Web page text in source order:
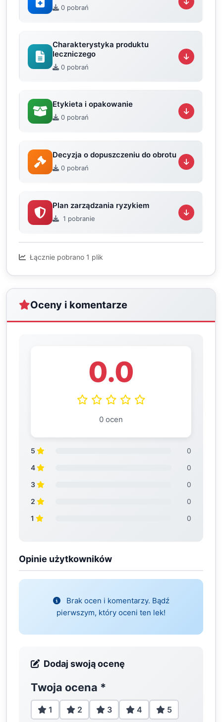
0 pobrań
Charakterystyka produktu
leczniczego
0 pobrań
Etykieta i opakowanie
0 pobrań
Decyzja o dopuszczeniu do obrotu
0 pobrań
Plan zarządzania ryzykiem
1 pobranie
Łącznie pobrano 1 plik
Oceny i komentarze
0.0
0 ocen
5
0
4
0
3
0
2
0
1
0
Opinie użytkowników
Brak ocen i komentarzy. Bądź
pierwszym, który oceni ten lek!
Dodaj swoją ocenę
Twoja ocena *
1 2 3 4 5